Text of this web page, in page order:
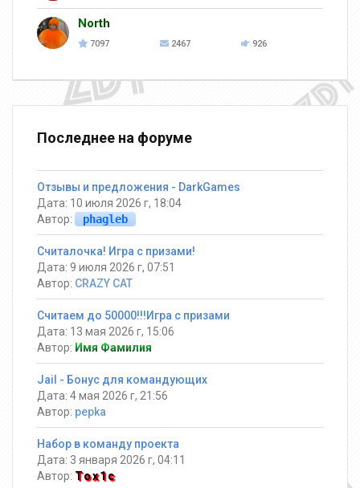
North
7097 2467 926
Последнее на форуме
Отзывы и предложения - DarkGames
Дата: 10 июля 2026 г, 18:04
Автор:
phagleb
Считалочка! Игра с призами!
Дата: 9 июля 2026 г, 07:51
Автор: CRAZY CAT
Считаем до 50000!!!Игра с призами
Дата: 13 мая 2026 г, 15:06
Автор: Имя Фамилия
Jail - Бонус для командующих
Дата: 4 мая 2026 г, 21:56
Автор: pepka
Набор в команду проекта
Дата: 3 января 2026 г, 04:11
Автор: Tox1c